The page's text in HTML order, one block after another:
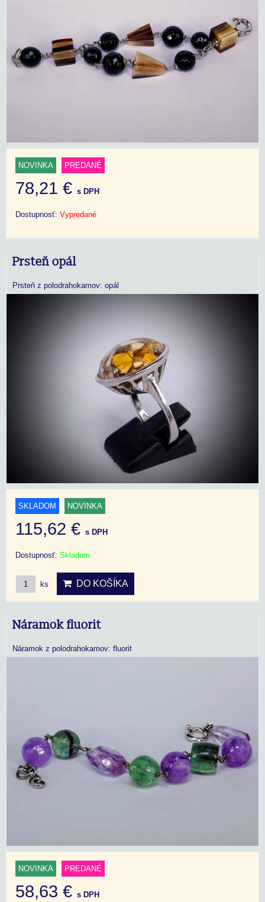
NOVINKA PREDANÉ
78,21 € s DPH
Dostupnosť: Vypredané
Prsteň opál
Prsteň z polodrahokamov: opál
SKLADOM NOVINKA
115,62 € s DPH
Dostupnosť: Skladom
ks DO KOŠÍKA
Náramok fluorit
Náramok z polodrahokamov: fluorit
NOVINKA PREDANÉ
58,63 € s DPH